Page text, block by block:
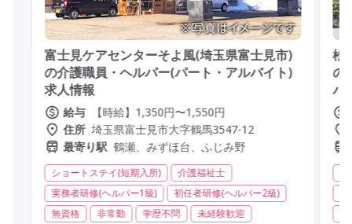
富士見ケアセンターそよ風(埼玉県富士見市)
の介護職員・ヘルパー(パート・アルバイト)
求人情報
給与
【時給】1,350円〜1,550円
住所 埼玉県富士見市大字鶴馬3547-12
最寄り駅 鶴瀬、みずほ台、ふじみ野
ショートステイ(短期入所)
介護福祉士
実務者研修(ヘルパー1級)
初任者研修(ヘルパー2級)
無資格
非常勤 学歴不問
未経験歓迎
松
の
バ